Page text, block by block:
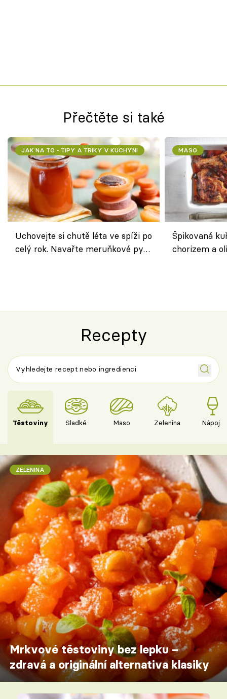
Přečtěte si také
JAK NA TO - TIPY A TRIKY V KUCHYNI
Uchovejte si chutě léta ve spíži po
celý rok. Navařte meruňkové pyré
MASO
Špikovaná
chorizem a
Recepty
Těstoviny Sladké Maso Zelenina Nápoje
ZELENINA
Mrkvové těstoviny bez lepku –
zdravá a originální alternativa klasiky